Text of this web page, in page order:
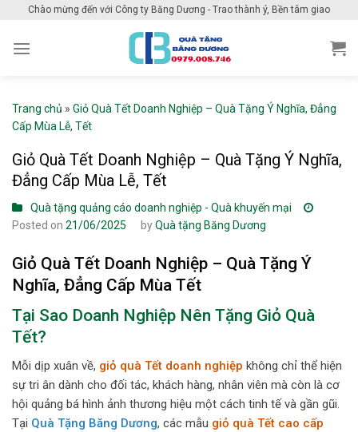
content
Chào mừng đến với Công ty Băng Dương - Trao thành ý, Bền tâm giao
Trang chủ » Giỏ Quà Tết Doanh Nghiệp – Quà Tặng Ý Nghĩa, Đẳng
Cấp Mùa Lễ, Tết
Giỏ Quà Tết Doanh Nghiệp – Quà Tặng Ý Nghĩa,
Đẳng Cấp Mùa Lễ, Tết
Quà tặng quảng cáo doanh nghiệp - Quà khuyến mại
Posted on 21/06/2025 byQuà tặng Băng Dương
Giỏ Quà Tết Doanh Nghiệp – Quà Tặng Ý
Nghĩa, Đẳng Cấp Mùa Tết
Tại Sao Doanh Nghiệp Nên Tặng Giỏ Quà
Tết?
Mỗi dịp xuân về, giỏ quà Tết doanh nghiệp không chỉ thể hiện
sự tri ân dành cho đối tác, khách hàng, nhân viên mà còn là cơ
hội quảng bá hình ảnh thương hiệu một cách tinh tế và gần gũi.
Tại Quà Tặng Băng Dương, các mẫu giỏ quà Tết cao cấp